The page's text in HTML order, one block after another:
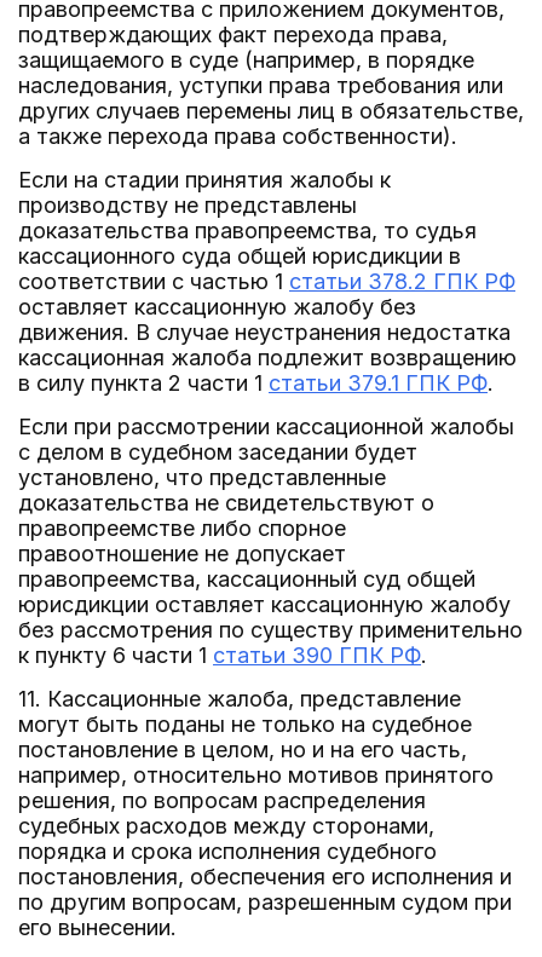
правопреемства с приложением документов,
подтверждающих факт перехода права,
защищаемого в суде (например, в порядке
наследования, уступки права требования или
других случаев перемены лиц в обязательстве,
а также перехода права собственности).
Если на стадии принятия жалобы к
производству не представлены
доказательства правопреемства, то судья
кассационного суда общей юрисдикции в
соответствии с частью 1 статьи 378.2 ГПК РФ
оставляет кассационную жалобу без
движения. В случае неустранения недостатка
кассационная жалоба подлежит возвращению
в силу пункта 2 части 1 статьи 379.1 ГПК РФ.
Если при рассмотрении кассационной жалобы
с делом в судебном заседании будет
установлено, что представленные
доказательства не свидетельствуют о
правопреемстве либо спорное
правоотношение не допускает
правопреемства, кассационный суд общей
юрисдикции оставляет кассационную жалобу
без рассмотрения по существу применительно
к пункту 6 части 1 статьи 390 ГПК РФ.
11. Кассационные жалоба, представление
могут быть поданы не только на судебное
постановление в целом, но и на его часть,
например, относительно мотивов принятого
решения, по вопросам распределения
судебных расходов между сторонами,
порядка и срока исполнения судебного
постановления, обеспечения его исполнения и
по другим вопросам, разрешенным судом при
его вынесении.